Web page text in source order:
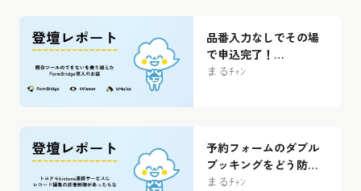
品番入力なしでその場
で申込完了！
FormBridgeで実現した
まるﾁｬﾝ
予約フォームのダブル
ブッキングをどう防
ぐ？西日本鉄道が実践
まるﾁｬﾝ